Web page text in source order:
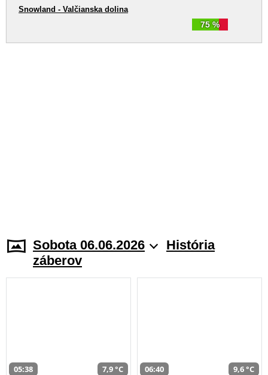
75 %
Snowland - Valčianska dolina
Sobota 06.06.2026
História
záberov
05:38 7,9 °C 06:40 9,6 °C